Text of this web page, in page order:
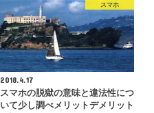
スマホ
2018.4.17
スマホの脱獄の意味と違法性につ
いて少し調べメリットデメリット